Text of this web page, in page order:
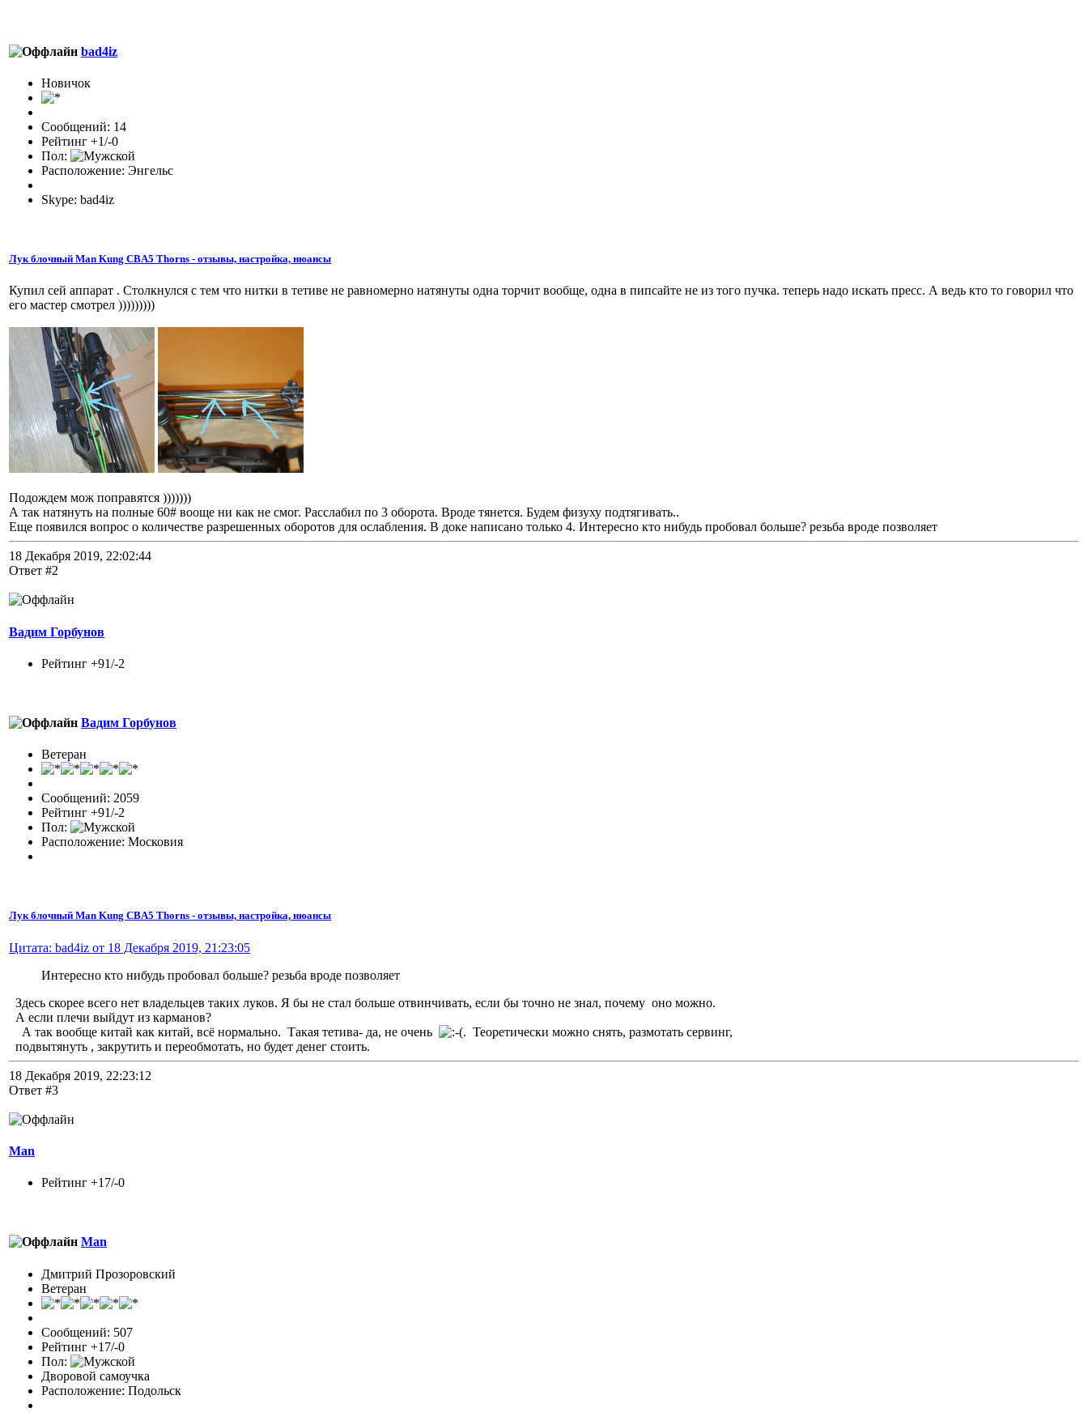
bad4iz
Новичок
Сообщений: 14
Рейтинг +1/-0
Пол:
Расположение: Энгельс
Skype: bad4iz
Лук блочный Man Kung CBA5 Thorns - отзывы, настройка, нюансы
Купил сей аппарат . Столкнулся с тем что нитки в тетиве не равномерно натянуты одна торчит вообще, одна в пипсайте не из того пучка. теперь надо искать пресс. А ведь кто то говорил что
его мастер смотрел )))))))))
Подождем мож поправятся )))))))
А так натянуть на полные 60# вооще ни как не смог. Расслабил по 3 оборота. Вроде тянется. Будем физуху подтягивать..
Еще появился вопрос о количестве разрешенных оборотов для ослабления. В доке написано только 4. Интересно кто нибудь пробовал больше? резьба вроде позволяет
18 Декабря 2019, 22:02:44
Ответ #2
Вадим Горбунов
Рейтинг +91/-2
Вадим Горбунов
Ветеран
Сообщений: 2059
Рейтинг +91/-2
Пол:
Расположение: Московия
Лук блочный Man Kung CBA5 Thorns - отзывы, настройка, нюансы
Цитата: bad4iz от 18 Декабря 2019, 21:23:05
Интересно кто нибудь пробовал больше? резьба вроде позволяет
Здесь скорее всего нет владельцев таких луков. Я бы не стал больше отвинчивать, если бы точно не знал, почему оно можно.
А если плечи выйдут из карманов?
А так вообще китай как китай, всё нормально. Такая тетива- да, не очень
. Теоретически можно снять, размотать сервинг,
подвытянуть , закрутить и переобмотать, но будет денег стоить.
18 Декабря 2019, 22:23:12
Ответ #3
Man
Рейтинг +17/-0
Man
Дмитрий Прозоровский
Ветеран
Сообщений: 507
Рейтинг +17/-0
Пол:
Дворовой самоучка
Расположение: Подольск